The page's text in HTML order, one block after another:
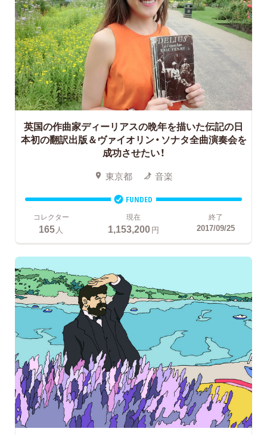
英国の作曲家ディーリアスの晩年を描いた伝記の日
本初の翻訳出版＆ヴァイオリン・ソナタ全曲演奏会を
成功させたい！
東京都 音楽
FUNDED
コレクター
165人
現在
1,153,200円
終了
2017/09/25